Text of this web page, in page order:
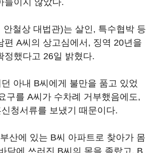
들이지 않았다.
안철상 대법관)는 살인, 특수협박 등
편 A씨의 상고심에서, 징역 20년을
정했다고 26일 밝혔다.
아내 B씨에게 불만을 품고 있었
구를 A씨가 수차례 거부했음에도,
청서류를 보냈기 때문이다.
산에 있는 B씨 아파트로 찾아가 몸
닥에 쓰러진 B씨의 목을 졸랐고, B